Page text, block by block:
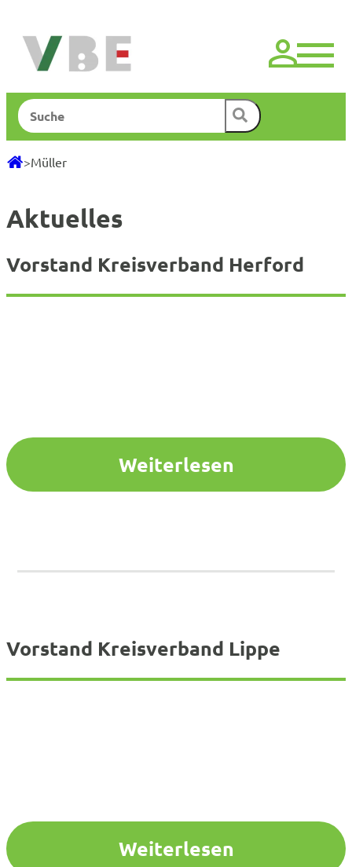
springen
Suchen
>Müller
Aktuelles
Vorstand Kreisverband Herford
Weiterlesen
Vorstand Kreisverband Lippe
Weiterlesen